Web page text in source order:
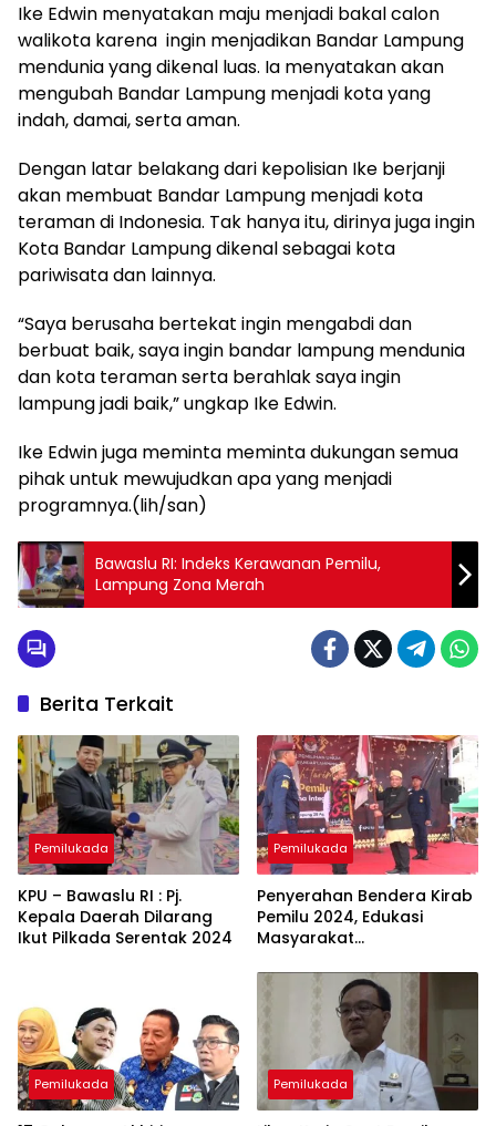
Ike Edwin menyatakan maju menjadi bakal calon
walikota karena ingin menjadikan Bandar Lampung
mendunia yang dikenal luas. Ia menyatakan akan
mengubah Bandar Lampung menjadi kota yang
indah, damai, serta aman.
Dengan latar belakang dari kepolisian Ike berjanji
akan membuat Bandar Lampung menjadi kota
teraman di Indonesia. Tak hanya itu, dirinya juga ingin
Kota Bandar Lampung dikenal sebagai kota
pariwisata dan lainnya.
“Saya berusaha bertekat ingin mengabdi dan
berbuat baik, saya ingin bandar lampung mendunia
dan kota teraman serta berahlak saya ingin
lampung jadi baik,” ungkap Ike Edwin.
Ike Edwin juga meminta meminta dukungan semua
pihak untuk mewujudkan apa yang menjadi
programnya.(lih/san)
Bawaslu RI: Indeks Kerawanan Pemilu,
Lampung Zona Merah
Berita Terkait
Pemilukada
KPU – Bawaslu RI : Pj.
Kepala Daerah Dilarang
Ikut Pilkada Serentak 2024
Pemilukada
Penyerahan Bendera Kirab
Pemilu 2024, Edukasi
Masyarakat
Menentukan Pilihan
Pemilukada Pemilukada